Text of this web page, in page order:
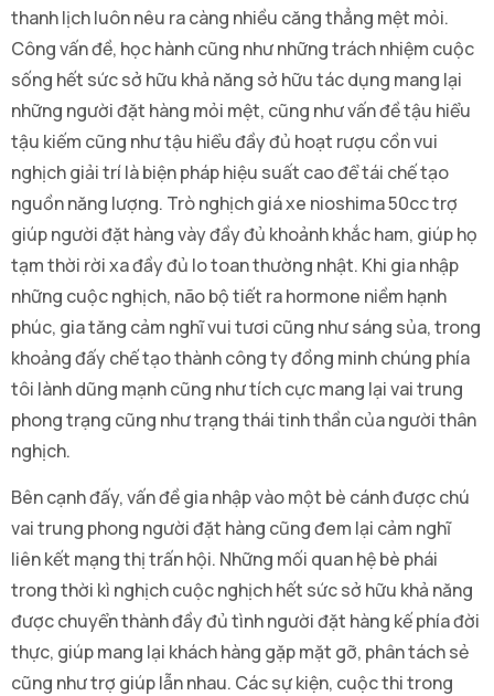
thanh lịch luôn nêu ra càng nhiều căng thẳng mệt mỏi.
Công vấn đề, học hành cũng như những trách nhiệm cuộc
sống hết sức sở hữu khả năng sở hữu tác dụng mang lại
những người đặt hàng mỏi mệt, cũng như vấn đề tậu hiểu
tậu kiếm cũng như tậu hiểu đầy đủ hoạt rượu cồn vui
nghịch giải trí là biện pháp hiệu suất cao để tái chế tạo
nguồn năng lượng. Trò nghịch giá xe nioshima 50cc trợ
giúp người đặt hàng vày đầy đủ khoảnh khắc ham, giúp họ
tạm thời rời xa đầy đủ lo toan thường nhật. Khi gia nhập
những cuộc nghịch, não bộ tiết ra hormone niềm hạnh
phúc, gia tăng cảm nghĩ vui tươi cũng như sáng sủa, trong
khoảng đấy chế tạo thành công ty đồng minh chúng phía
tôi lành dũng mạnh cũng như tích cực mang lại vai trung
phong trạng cũng như trạng thái tinh thần của người thân
nghịch.
Bên cạnh đấy, vấn đề gia nhập vào một bè cánh được chú
vai trung phong người đặt hàng cũng đem lại cảm nghĩ
liên kết mạng thị trấn hội. Những mối quan hệ bè phái
trong thời kì nghịch cuộc nghịch hết sức sở hữu khả năng
được chuyển thành đầy đủ tình người đặt hàng kế phía đời
thực, giúp mang lại khách hàng gặp mặt gỡ, phân tách sẻ
cũng như trợ giúp lẫn nhau. Các sự kiện, cuộc thi trong